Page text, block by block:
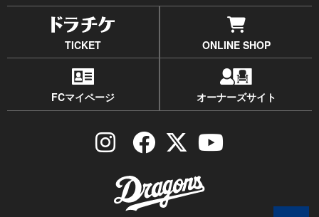
TICKET ONLINE SHOP
FCマイページ オーナーズサイト